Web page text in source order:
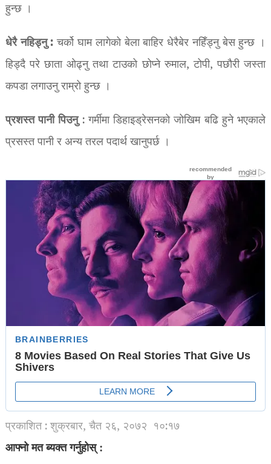
हुन्छ ।
धेरै नहिड्नु :चर्को घाम लागेको बेला बाहिर धेरैबेर नहिँड्नु बेस हुन्छ ।
हिड्दै परे छाता ओढ्नु तथा टाउको छोप्ने रुमाल, टोपी, पछौरी जस्ता
कपडा लगाउनु राम्रो हुन्छ ।
प्रशस्त पानी पिउनु: गर्मीमा डिहाइड्रेसनको जोखिम बढि हुने भएकाले
प्रसस्त पानी र अन्य तरल पदार्थ खानुपर्छ ।
प्रकाशित : शुक्रबार, चैत २६, २०७२ १०:१७
आफ्नो मत ब्यक्त गर्नुहोस् :